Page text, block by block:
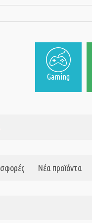
Gaming
Νέα προϊόντα